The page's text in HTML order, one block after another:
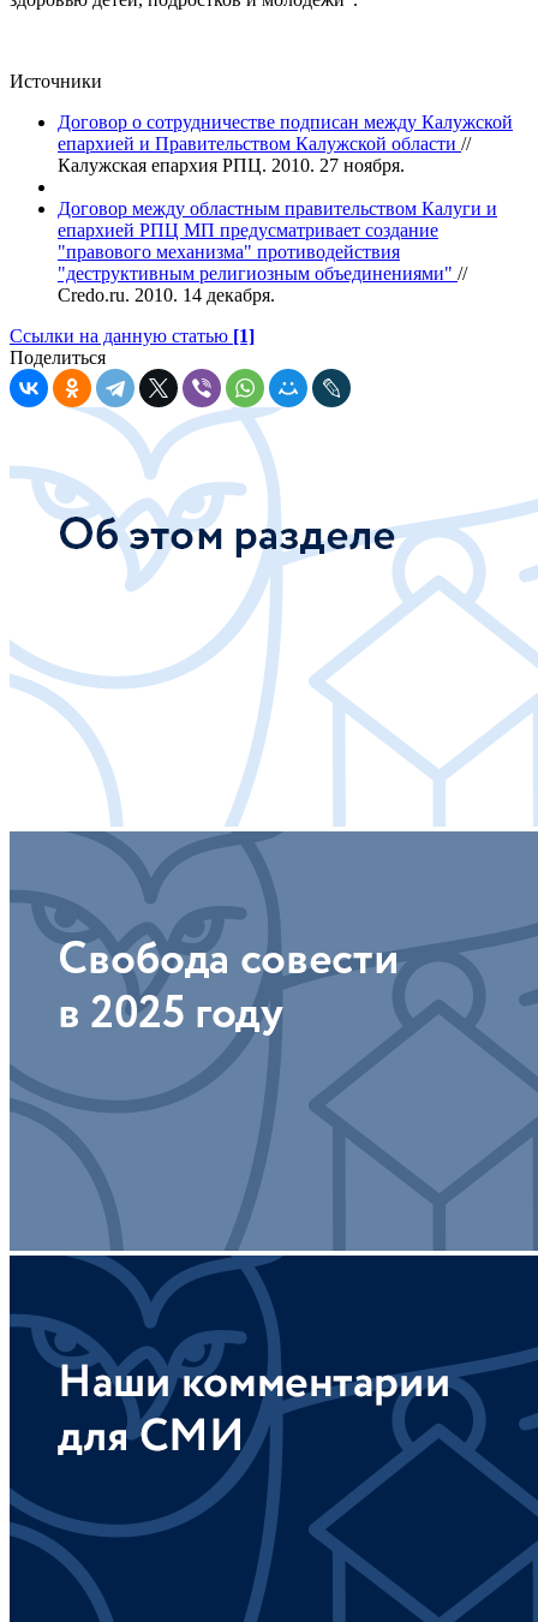
Источники
Договор о сотрудничестве подписан между Калужской
епархией и Правительством Калужской области //
Калужская епархия РПЦ. 2010. 27 ноября.
Договор между областным правительством Калуги и
епархией РПЦ МП предусматривает создание
"правового механизма" противодействия
"деструктивным религиозным объединениями" //
Credo.ru. 2010. 14 декабря.
Ссылки на данную статью [1]
Поделиться